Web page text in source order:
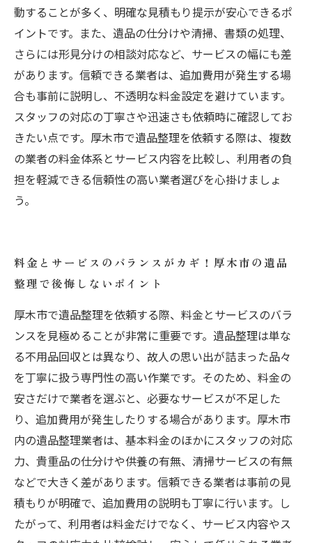
動することが多く、明確な見積もり提示が安心できるポ
イントです。また、遺品の仕分けや清掃、書類の処理、
さらには形見分けの相談対応など、サービスの幅にも差
があります。信頼できる業者は、追加費用が発生する場
合も事前に説明し、不透明な料金設定を避けています。
スタッフの対応の丁寧さや迅速さも依頼時に確認してお
きたい点です。厚木市で遺品整理を依頼する際は、複数
の業者の料金体系とサービス内容を比較し、利用者の負
担を軽減できる信頼性の高い業者選びを心掛けましょ
う。
料金とサービスのバランスがカギ！厚木市の遺品
整理で後悔しないポイント
厚木市で遺品整理を依頼する際、料金とサービスのバラ
ンスを見極めることが非常に重要です。遺品整理は単な
る不用品回収とは異なり、故人の思い出が詰まった品々
を丁寧に扱う専門性の高い作業です。そのため、料金の
安さだけで業者を選ぶと、必要なサービスが不足した
り、追加費用が発生したりする場合があります。厚木市
内の遺品整理業者は、基本料金のほかにスタッフの対応
力、貴重品の仕分けや供養の有無、清掃サービスの有無
などで大きく差があります。信頼できる業者は事前の見
積もりが明確で、追加費用の説明も丁寧に行います。し
たがって、利用者は料金だけでなく、サービス内容やス